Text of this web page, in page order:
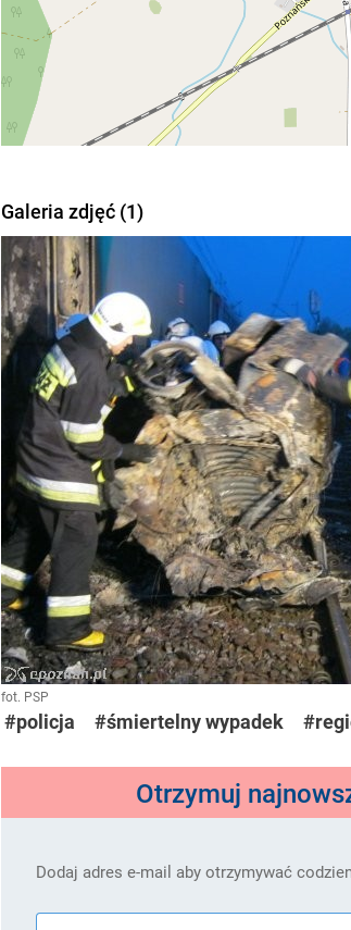
Galeria zdjęć (1)
fot. PSP
#policja #śmiertelny wypadek
Otrzymuj
Dodaj adres e-mail aby otrzymywać